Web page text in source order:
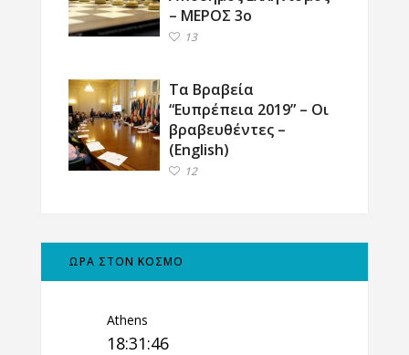
– ΜΕΡΟΣ 3ο
13
Τα Βραβεία
“Ευπρέπεια 2019” – Οι
βραβευθέντες –
(English)
12
ΩΡΑ ΣΤΟΝ ΚΟΣΜΟ
Athens
18:31:47